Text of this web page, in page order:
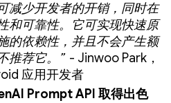
减少开发者的开销，同时在
和可靠性。它可实现快速原
的依赖性，并且不会产生额
推荐它。” - Jinwoo Park，
应用开发者
Prompt API 取得出色